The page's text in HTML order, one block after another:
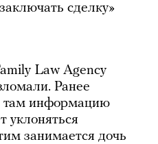
сделку»
Law Agency
Ранее
там информацию
уклоняться
занимается дочь